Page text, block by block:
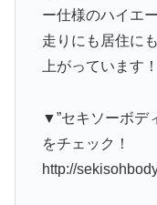
ー仕様のハイエ
走りにも居住に
上がっています！
▼”セキソーボデ
をチェック！
http://